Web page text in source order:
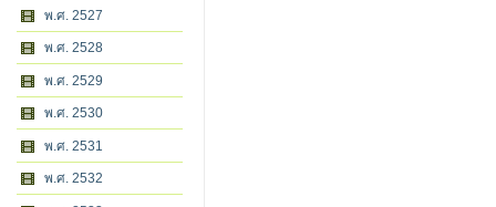
พ.ศ. 2527
พ.ศ. 2528
พ.ศ. 2529
พ.ศ. 2530
พ.ศ. 2531
พ.ศ. 2532